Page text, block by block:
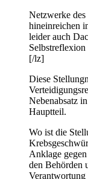
Netzwerke
hineinreichen
leider auch
[/lz]
Diese
Nebenabsatz
Hauptteil.
Wo ist die
Anklage
den Behörden